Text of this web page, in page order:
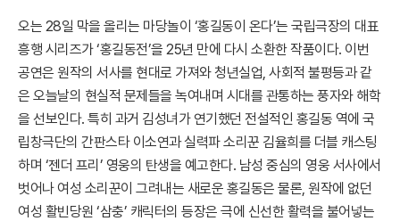
오는 28일 막을 올리는 마당놀이 ‘홍길동이 온다’는 국립극장의 대표
흥행 시리즈가 ‘홍길동전’을 25년 만에 다시 소환한 작품이다. 이번
공연은 원작의 서사를 현대로 가져와 청년실업, 사회적 불평등과 같
은 오늘날의 현실적 문제들을 녹여내며 시대를 관통하는 풍자와 해학
을 선보인다. 특히 과거 김성녀가 연기했던 전설적인 홍길동 역에 국
립창극단의 간판스타 이소연과 실력파 소리꾼 김율희를 더블 캐스팅
하며 ‘젠더 프리’ 영웅의 탄생을 예고한다. 남성 중심의 영웅 서사에서
벗어나 여성 소리꾼이 그려내는 새로운 홍길동은 물론, 원작에 없던
여성 활빈당원 ‘삼충’ 캐릭터의 등장은 극에 신선한 활력을 불어넣는